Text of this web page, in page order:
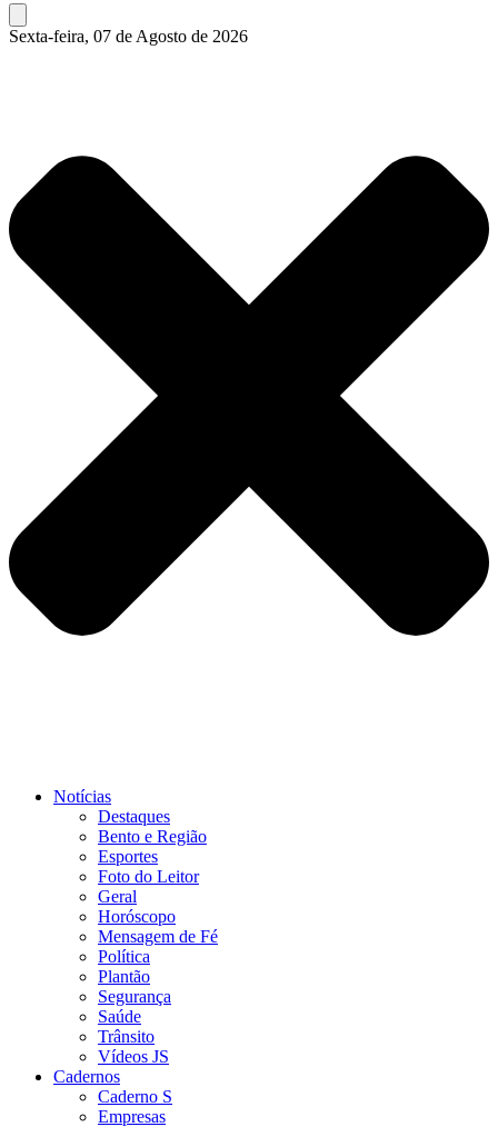
Sexta-feira, 07 de Agosto de 2026
Notícias
Destaques
Bento e Região
Esportes
Foto do Leitor
Geral
Horóscopo
Mensagem de Fé
Política
Plantão
Segurança
Saúde
Trânsito
Vídeos JS
Cadernos
Caderno S
Empresas